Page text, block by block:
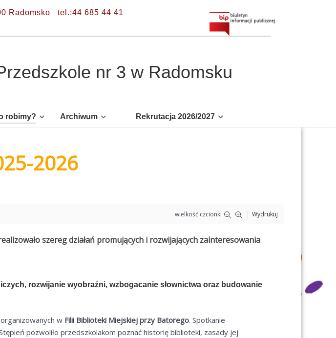
Radomsko tel.:44 685 44 41
nr 3 w Radomsku
robimy? Archiwum Rekrutacja 2026/2027
2026
wielkość czcionki Wydrukuj
szereg działań promujących i rozwijających zainteresowania
rozwijanie wyobraźni, wzbogacanie słownictwa oraz budowanie
w Filii Biblioteki Miejskiej przy Batorego. Spotkanie
pozwoliło przedszkolakom poznać historię biblioteki, zasady jej